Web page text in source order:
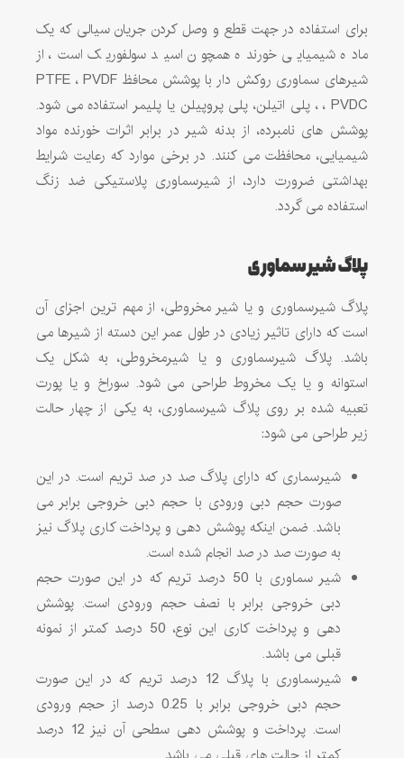
برای استفاده در جهت قطع و وصل کردن جریان سیالی که یک
ماده شیمیایی خورنده همچون اسید سولفوریک است، از
شیرهای سماوری روکش دار با پوشش محافظ PTFE ، PVDF
، PVDC ، پلی اتیلن، پلی پروپیلن یا پلیمر استفاده می شود.
پوشش های نامبرده، از بدنه شیر در برابر اثرات خورنده مواد
شیمیایی، محافظت می کنند. در برخی موارد که رعایت شرایط
بهداشتی ضرورت دارد، از شیرسماوری پلاستیکی ضد زنگ
استفاده می گردد.
پلاگ شیر سماوری
پلاگ شیرسماوری و یا شیر مخروطی، از مهم ترین اجزای آن
است که دارای تاثیر زیادی در طول عمر این دسته از شیرها می
باشد. پلاگ شیرسماوری و یا شیرمخروطی، به شکل یک
استوانه و یا یک مخروط طراحی می شود. سوراخ و یا پورت
تعبیه شده بر روی پلاگ شیرسماوری، به یکی از چهار حالت
زیر طراحی می شود:
شیرسماری که دارای پلاگ صد در صد تریم است. در این
صورت حجم دبی ورودی با حجم دبی خروجی برابر می
باشد. ضمن اینکه پوشش دهی و پرداخت کاری پلاگ نیز
به صورت صد در صد انجام شده است.
شیر سماوری با 50 درصد تریم که در این صورت حجم
دبی خروجی برابر با نصف حجم ورودی است. پوشش
دهی و پرداخت کاری این نوع، 50 درصد کمتر از نمونه
قبلی می باشد.
شیرسماوری با پلاگ 12 درصد تریم که در این صورت
حجم دبی خروجی برابر با 0.25 درصد از حجم ورودی
است. پرداخت و پوشش دهی سطحی آن نیز 12 درصد